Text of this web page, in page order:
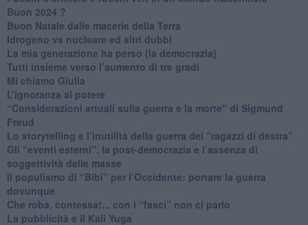
Buon 2024 ?
​Buon Natale dalle macerie della Terra
​Idrogeno vs nucleare ed altri dubbi
​La mia generazione ha perso (la democrazia)
​Tutti insieme verso l’aumento di tre gradi
Mi chiamo Giulia
L’ignoranza al potere
​“Considerazioni attuali sulla guerra e la morte" di Sigmund
Freud
​Lo storytelling e l’inutilità della guerra dei “ragazzi di destra”
​Gli “eventi esterni”, la post-democrazia e l’assenza di
soggettività delle masse
​Il populismo di “Bibi” per l’Occidente: portare la guerra
dovunque
​Che roba, contessa!... con i “fasci” non ci parlo
La pubblicità e il Kali Yuga